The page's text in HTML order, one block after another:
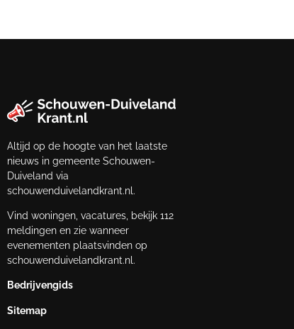
Altijd op de hoogte van het laatste
nieuws in gemeente Schouwen-
Duiveland via
schouwenduivelandkrant.nl.
Vind woningen, vacatures, bekijk 112
meldingen en zie wanneer
evenementen plaatsvinden op
schouwenduivelandkrant.nl.
Bedrijvengids
Sitemap